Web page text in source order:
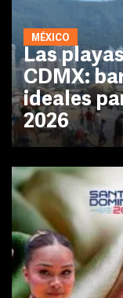
MÉXICO
Las
CDMX:
ideales
2026